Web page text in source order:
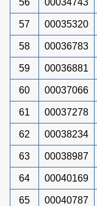
57 00035320
58 00036783
59 00036881
60 00037066
61 00037278
62 00038234
63 00038987
64 00040169
65 00040787